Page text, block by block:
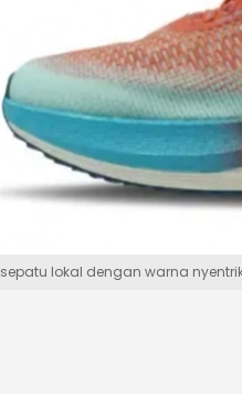
sepatu lokal dengan warna